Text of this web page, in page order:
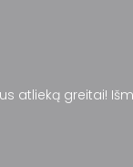
atlieką greitai!